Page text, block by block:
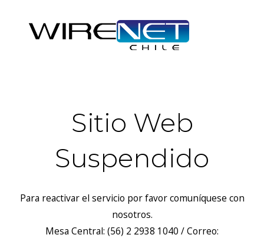
Sitio Web
Suspendido
Para reactivar el servicio por favor comuníquese con
nosotros.
Mesa Central: (56) 2 2938 1040 / Correo: